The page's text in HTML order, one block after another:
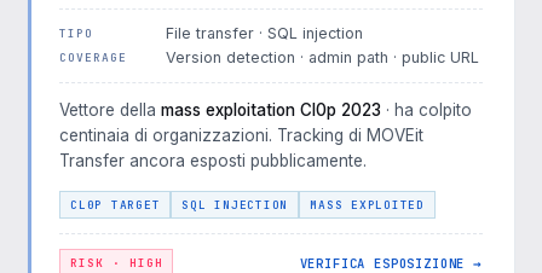
TIPO File transfer · SQL injection
COVERAGE Version detection · admin path · public URL
Vettore della mass exploitation Cl0p 2023 · ha colpito
centinaia di organizzazioni. Tracking di MOVEit
Transfer ancora esposti pubblicamente.
CL0P TARGET SQL INJECTION MASS EXPLOITED
RISK · HIGH VERIFICA ESPOSIZIONE →